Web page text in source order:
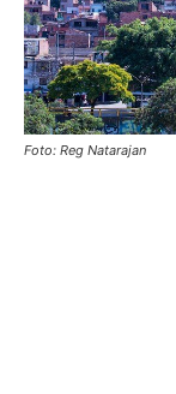
Foto: Reg Natarajan